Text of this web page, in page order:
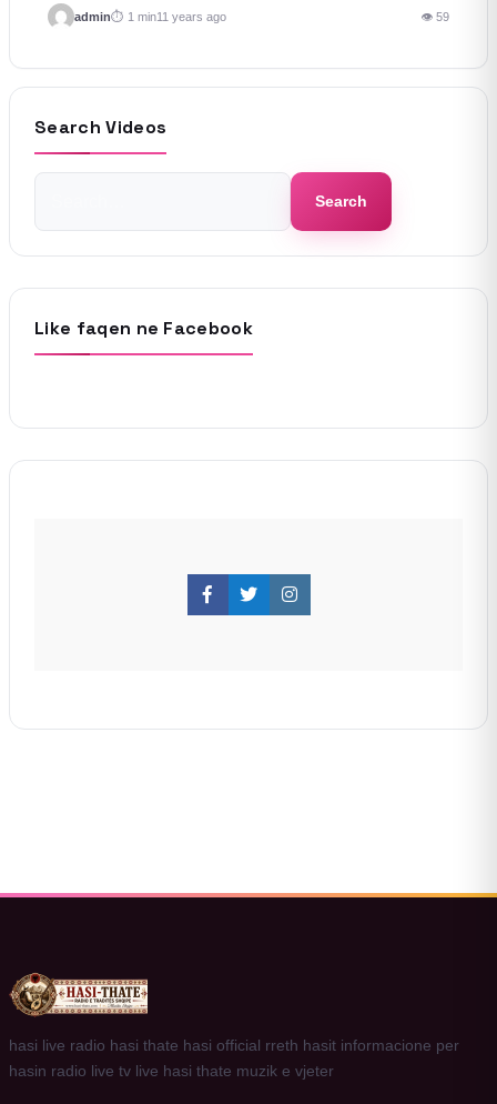
admin 1 min11 years ago 👁 59
Search Videos
Search
Like faqen ne Facebook
FacebookTwitterInstagram
hasi live radio hasi thate hasi official rreth hasit informacione per
hasin radio live tv live hasi thate muzik e vjeter